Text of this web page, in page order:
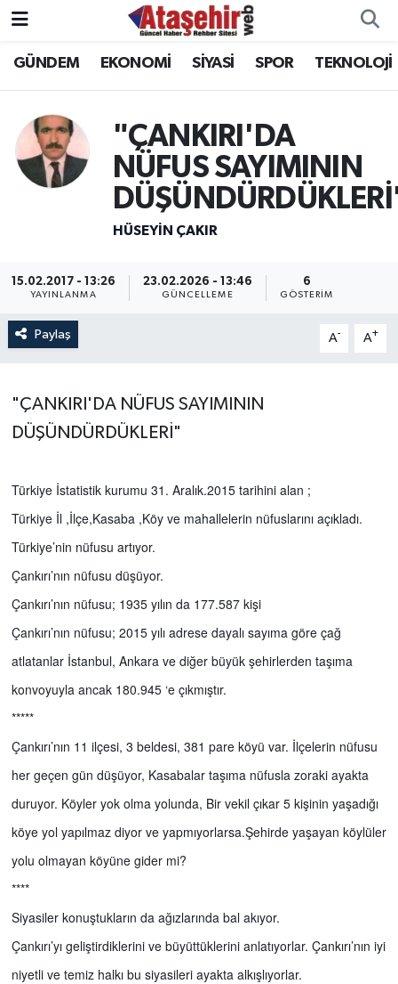
GÜNDEM EKONOMİ SİYASİ SPOR TEKNOLOJİ
"ÇANKIRI'DA
NÜFUS SAYIMININ
HÜSEYIN ÇAKIR
15.02.2017 - 13:26
YAYINLANMA
23.02.2026 - 13:46
GÜNCELLEME
6
GÖSTERIM
Paylaş A- A+
"ÇANKIRI'DA NÜFUS SAYIMININ
DÜŞÜNDÜRDÜKLERİ"
Türkiye İstatistik kurumu 31. Aralık.2015 tarihini alan ;
Türkiye İl ,İlçe,Kasaba ,Köy ve mahallelerin nüfuslarını açıkladı.
Türkiye’nin nüfusu artıyor.
Çankırı’nın nüfusu düşüyor.
Çankırı’nın nüfusu; 1935 yılın da 177.587 kişi
Çankırı’nın nüfusu; 2015 yılı adrese dayalı sayıma göre çağ
atlatanlar İstanbul, Ankara ve diğer büyük şehirlerden taşıma
konvoyuyla ancak 180.945 ‘e çıkmıştır.
*****
Çankırı’nın 11 ilçesi, 3 beldesi, 381 pare köyü var. İlçelerin nüfusu
her geçen gün düşüyor, Kasabalar taşıma nüfusla zoraki ayakta
duruyor. Köyler yok olma yolunda, Bir vekil çıkar 5 kişinin yaşadığı
köye yol yapılmaz diyor ve yapmıyorlarsa.Şehirde yaşayan köylüler
yolu olmayan köyüne gider mi?
****
Siyasiler konuştukların da ağızlarında bal akıyor.
Çankırı’yı geliştirdiklerini ve büyüttüklerini anlatıyorlar. Çankırı’nın iyi
niyetli ve temiz halkı bu siyasileri ayakta alkışlıyorlar.
Hava Durumu
Trafik Durumu
Süper Lig Puan Durumu ve Fikstür
Tüm Manşetler
Haber Arşivi